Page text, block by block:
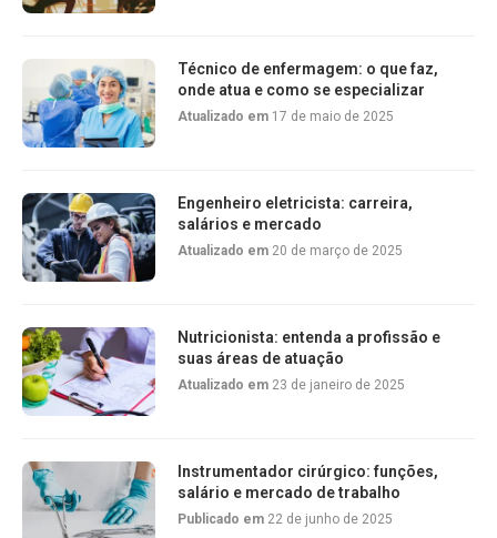
Técnico de enfermagem: o que faz,
onde atua e como se especializar
Atualizado em 17 de maio de 2025
Engenheiro eletricista: carreira,
salários e mercado
Atualizado em 20 de março de 2025
Nutricionista: entenda a profissão e
suas áreas de atuação
Atualizado em 23 de janeiro de 2025
Instrumentador cirúrgico: funções,
salário e mercado de trabalho
Publicado em 22 de junho de 2025